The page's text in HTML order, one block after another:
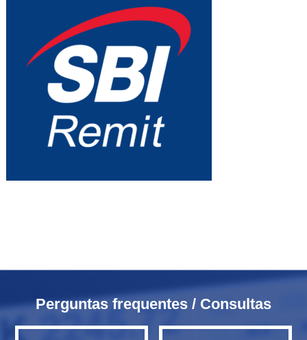
Perguntas frequentes / Consultas